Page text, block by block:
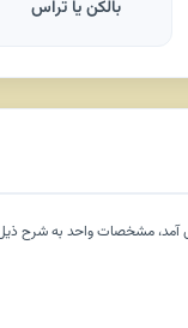
بالکن یا تراس
مشخصات واحد به شرح